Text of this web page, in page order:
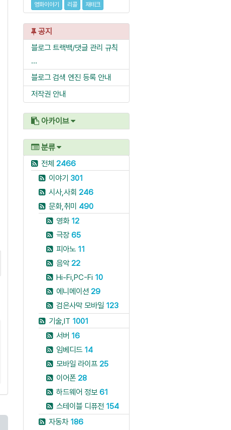
영화이야기
리콜 재테크
공지
블로그 트랙백/댓글 관리 규칙
...
블로그 검색 엔진 등록 안내
저작권 안내
아카이브
분류
전체 2466
이야기 301
시사,사회 246
문화,취미 490
영화 12
극장65
피아노 11
음악22
Hi-Fi,PC-Fi 10
에니메이션 29
검은사막 모바일 123
기술,IT 1001
서버 16
임베디드 14
모바일 라이프 25
이어폰 28
하드웨어 정보 61
스테이블 디퓨전 154
자동차 186